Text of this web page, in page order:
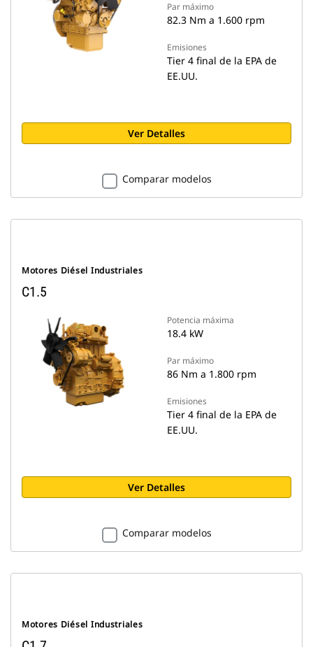
Par máximo
82.3 Nm a 1.600 rpm
Emisiones
Tier 4 final de la EPA de
EE.UU.
Ver Detalles
Comparar modelos
Motores Diésel Industriales
C1.5
Potencia máxima
18.4 kW
Par máximo
86 Nm a 1.800 rpm
Emisiones
Tier 4 final de la EPA de
EE.UU.
Ver Detalles
Comparar modelos
Motores Diésel Industriales